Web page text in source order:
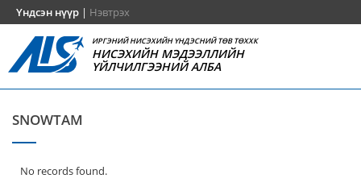
Үндсэн нүүр | Нэвтрэх
ИРГЭНИЙ НИСЭХИЙН ҮНДЭСНИЙ ТӨВ ТӨХХК
НИСЭХИЙН МЭДЭЭЛЛИЙН
ҮЙЛЧИЛГЭЭНИЙ АЛБА
SNOWTAM
No records found.